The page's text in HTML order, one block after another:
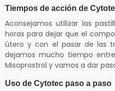
Tiempos de acción de
Aconsejamos utilizar las
horas para dejar que el
útero y con el pasar de las
dejamos mucho tiempo
Misoprostrol y vamos a dar
Uso de Cytotec paso a paso